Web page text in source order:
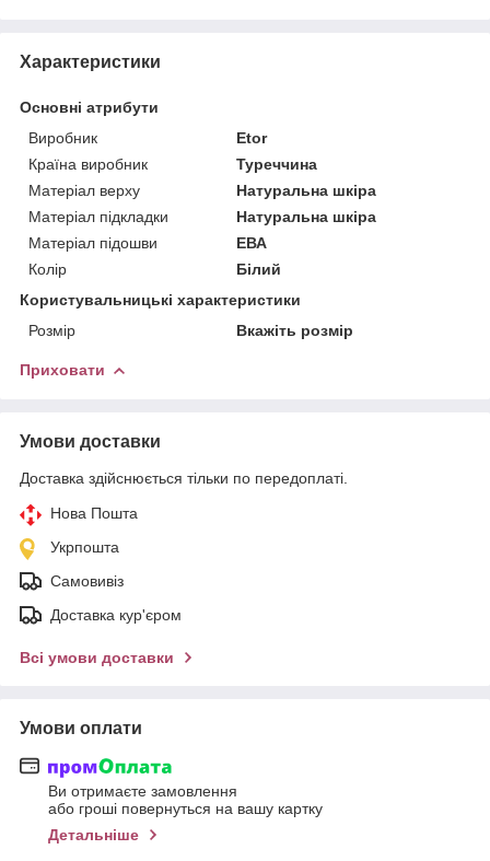
Характеристики
Основні атрибути
Виробник
Etor
Країна виробник
Туреччина
Матеріал верху
Натуральна шкіра
Матеріал підкладки
Натуральна шкіра
Матеріал підошви
ЕВА
Колір
Білий
Користувальницькі характеристики
Розмір
Вкажіть розмір
Приховати
Умови доставки
Доставка здійснюється тільки по передоплаті.
Нова Пошта
Укрпошта
Самовивіз
Доставка кур'єром
Всі умови доставки
Умови оплати
Ви отримаєте замовлення
або гроші повернуться на вашу картку
Детальніше